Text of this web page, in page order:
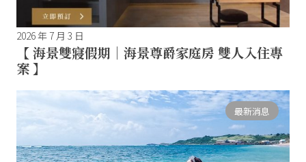
2026 年 7 月 3 日
【 海景雙寢假期｜海景尊爵家庭房 雙人入住專
案 】
最新消息